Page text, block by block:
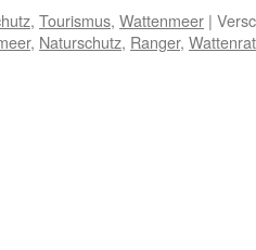
, Tourismus, Wattenmeer |
, Naturschutz, Ranger, Wattenrat